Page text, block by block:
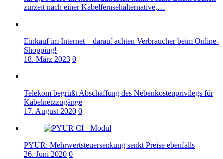
zurzeit nach einer Kabelfernsehalternative,…
Einkauf im Internet – darauf achten Verbraucher beim Online-
Shopping!
18. März 2023 0
Telekom begrüßt Abschaffung des Nebenkostenprivilegs für
Kabelnetzzugänge
17. August 2020 0
PYUR: Mehrwertsteuersenkung senkt Preise ebenfalls
26. Juni 2020 0